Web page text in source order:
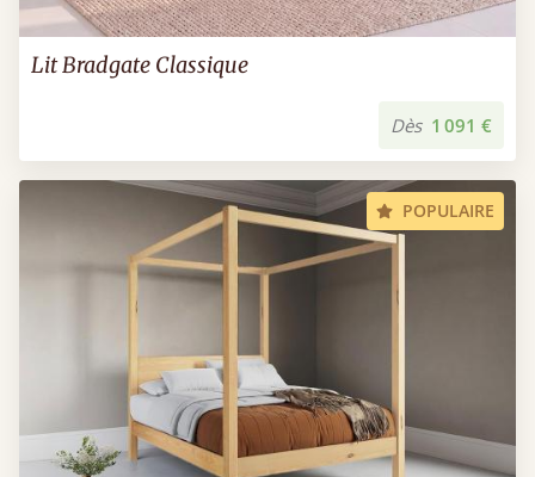
Lit Bradgate Classique
Dès 1 091 €
POPULAIRE